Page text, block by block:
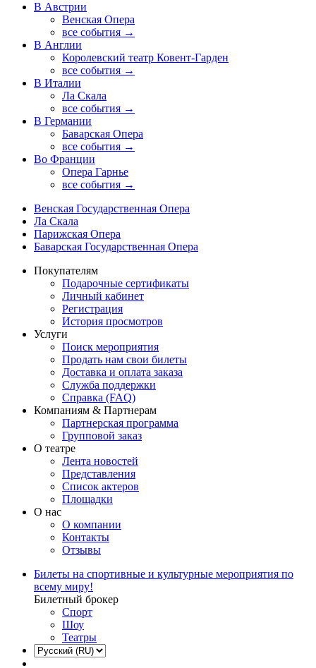
В Австрии
Венская Опера
все события →
В Англии
Королевский театр Ковент-Гарден
все события →
В Италии
Ла Скала
все события →
В Германии
Баварская Опера
все события →
Во Франции
Опера Гарнье
все события →
Венская Государственная Опера
Ла Скала
Парижская Опера
Баварская Государственная Опера
Покупателям
Подарочные сертификаты
Личный кабинет
Регистрация
История просмотров
Услуги
Поиск мероприятия
Продать нам свои билеты
Доставка и оплата заказа
Служба поддержки
Справка (FAQ)
Компаниям & Партнерам
Партнерская программа
Групповой заказ
О театре
Лента новостей
Представления
Список актеров
Площадки
О нас
О компании
Контакты
Отзывы
Билеты на спортивные и культурные мероприятия по
всему миру!
Билетный брокер
Спорт
Шоу
Театры